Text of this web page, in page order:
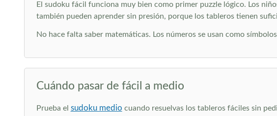
El sudoku fácil funciona muy bien como primer puzzle lógico. Los
también pueden aprender sin presión, porque los tableros tienen
No hace falta saber matemáticas. Los números se usan como
Cuándo pasar de fácil a medio
Prueba el sudoku medio cuando resuelvas los tableros fáciles sin